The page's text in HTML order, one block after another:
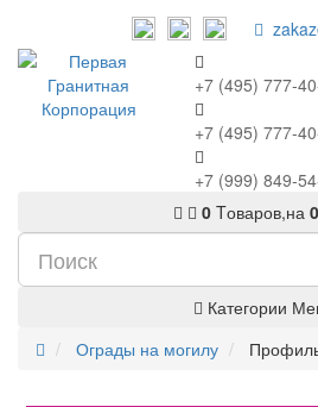
+7 (495) 777-
+7 (495) 777-
+7 (999) 849-
0 Tоваров,на
Категории
Ограды на могилу